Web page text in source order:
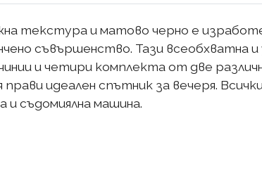
текстура и матово черно е
съвършенство. Тази всеобхватна и
и четири комплекта от две
идеален спътник за вечеря.
и съдомиялна машина.